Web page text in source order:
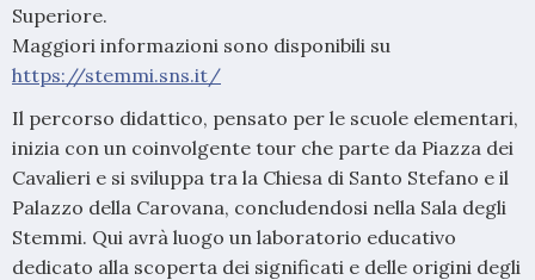
Superiore.
Maggiori informazioni sono disponibili su
https://stemmi.sns.it/
Il percorso didattico, pensato per le scuole elementari,
inizia con un coinvolgente tour che parte da Piazza dei
Cavalieri e si sviluppa tra la Chiesa di Santo Stefano e il
Palazzo della Carovana, concludendosi nella Sala degli
Stemmi. Qui avrà luogo un laboratorio educativo
dedicato alla scoperta dei significati e delle origini degli